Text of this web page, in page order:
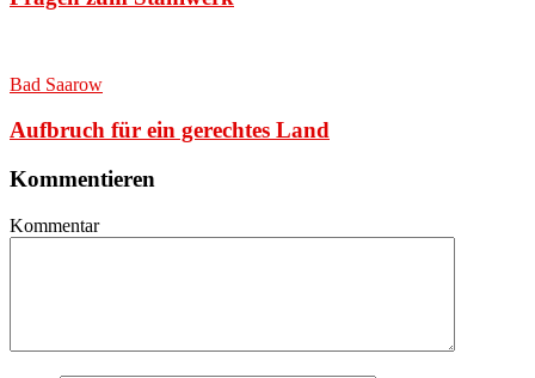
Bad Saarow
Aufbruch für ein gerechtes Land
Kommentieren
Kommentar